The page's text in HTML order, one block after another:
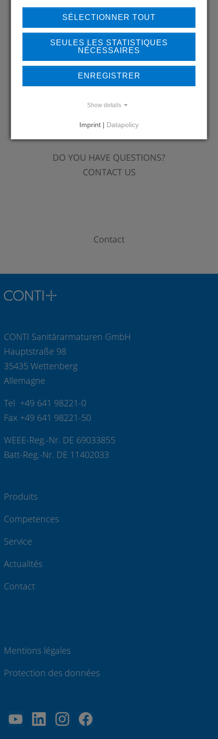
LEARN MORE ABOUT
OUR REFERENCES
DO YOU HAVE QUESTIONS?
CONTACT US
Contact
CONTI Sanitärarmaturen GmbH
Hauptstraße 98
35435 Wettenberg
Allemagne
Tel +49 641 98221-0
Fax +49 641 98221-50
WEEE-Reg.-Nr. DE 69033855
Batt-Reg.-Nr. DE 11402033
Produits
Competences
Service
Actualités
Contact
Mentions légales
Protection des données
SÉLECTIONNER TOUT
SEULES LES STATISTIQUES
NÉCESSAIRES
ENREGISTRER
Show details
Imprint | Datapolicy